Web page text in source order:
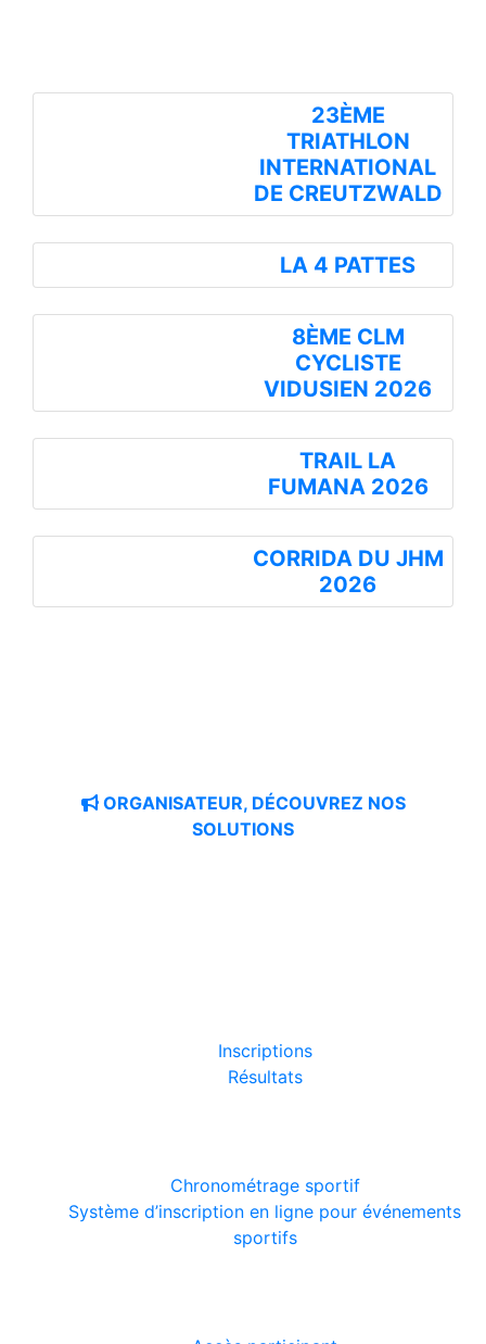
23ÈME
TRIATHLON
INTERNATIONAL
DE CREUTZWALD
LA 4 PATTES
8ÈME CLM
CYCLISTE
VIDUSIEN 2026
TRAIL LA
FUMANA 2026
CORRIDA DU JHM
2026
ORGANISATEUR, DÉCOUVREZ NOS
SOLUTIONS
Inscriptions
Résultats
Chronométrage sportif
Système d’inscription en ligne pour événements
sportifs